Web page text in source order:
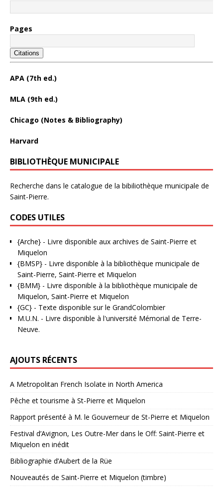
Pages
Citations
APA (7th ed.)
MLA (9th ed.)
Chicago (Notes & Bibliography)
Harvard
BIBLIOTHÈQUE MUNICIPALE
Recherche dans le catalogue de la bibiliothèque municipale de
Saint-Pierre.
CODES UTILES
{Arche} - Livre disponible aux archives de Saint-Pierre et
Miquelon
{BMSP} - Livre disponible à la bibliothèque municipale de
Saint-Pierre, Saint-Pierre et Miquelon
{BMM} - Livre disponible à la bibliothèque municipale de
Miquelon, Saint-Pierre et Miquelon
{GC} - Texte disponible sur le GrandColombier
M.U.N. - Livre disponible à l'université Mémorial de Terre-
Neuve.
AJOUTS RÉCENTS
A Metropolitan French Isolate in North America
Pêche et tourisme à St-Pierre et Miquelon
Rapport présenté à M. le Gouverneur de St-Pierre et Miquelon
Festival d’Avignon, Les Outre-Mer dans le Off: Saint-Pierre et
Miquelon en inédit
Bibliographie d’Aubert de la Rüe
Nouveautés de Saint-Pierre et Miquelon (timbre)